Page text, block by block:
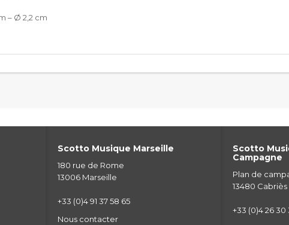
– Ø 2,2 cm
Scotto Musique Marseille
180 rue de Rome
13006 Marseille
+33 (0)4 91 37 58 65
Nous contacter
Scotto
Campagne
Plan de
13480 Cabriès
+33 (0)4 26 30